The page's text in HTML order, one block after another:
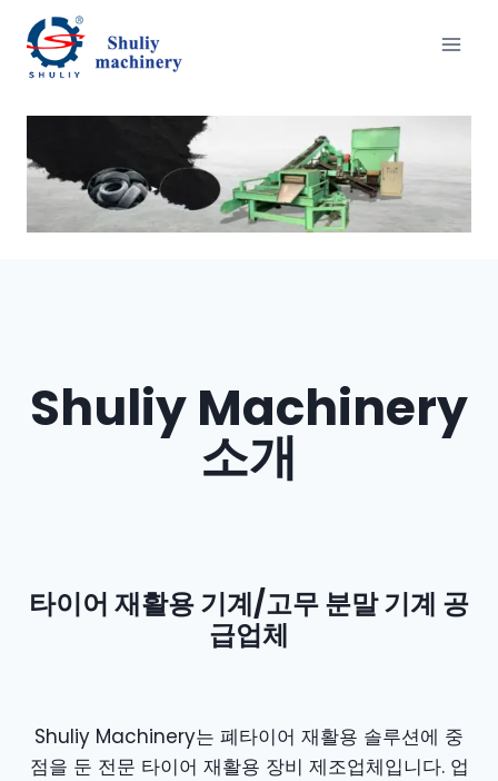
content
Shuliy Machinery
소개
타이어 재활용 기계/고무 분말 기계 공
급업체
Shuliy Machinery는 폐타이어 재활용 솔루션에 중
점을 둔 전문 타이어 재활용 장비 제조업체입니다. 업